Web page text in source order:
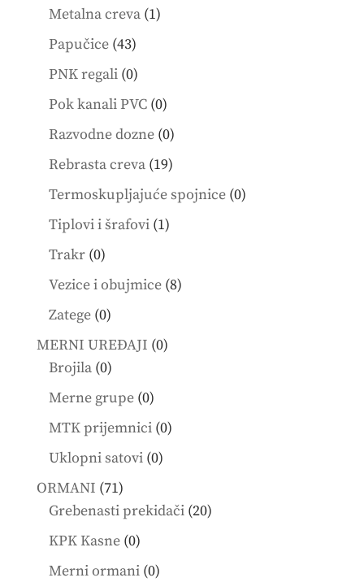
Metalna creva 11
Papučice 4343
products
PNK regali 00
products
Pok kanali PVC 00
products
Razvodne dozne 00
products
Rebrasta creva 1919
products
Termoskupljajuće spojnice 00
Tiplovi i šrafovi 11
Trakr 00
products
Vezice i obujmice 88
Zatege 00
products
MERNI UREĐAJI 00
Brojila 00
products
Merne grupe 00
products
MTK prijemnici 00
Uklopni satovi 00
ORMANI 7171
products
Grebenasti prekidači 2020
KPK Kasne 00
products
Merni ormani 00